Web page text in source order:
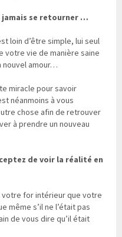
jamais se retourner …
loin d’être simple, lui seul
vie de manière saine
nouvel amour…
miracle pour savoir
néanmoins à vous
chose afin de retrouver
à prendre un nouveau
de voir la réalité en
votre for intérieur que votre
même s’il ne l’était pas
de vous dire qu’il était